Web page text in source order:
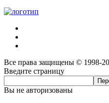
Все права защищены © 1998-
Введите страницу
Вы не авторизованы